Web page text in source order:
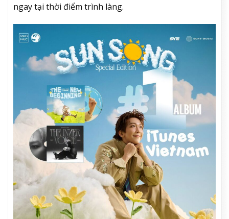
ngay tại thời điểm trình làng.